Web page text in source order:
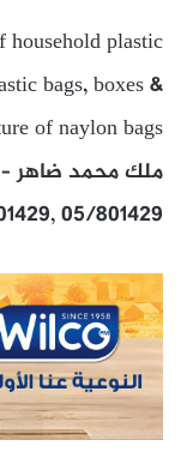
household plastic
bags, boxes &
of naylon bags
ملك محمد ضاهر –
05/801429